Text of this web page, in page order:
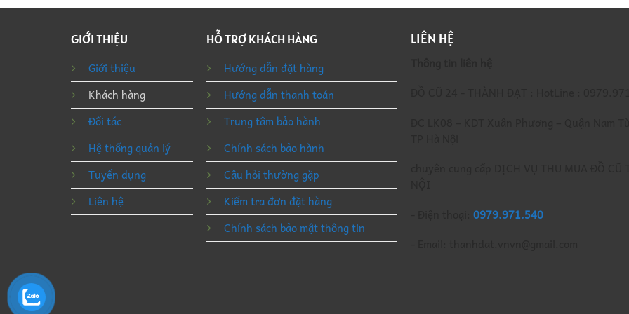
GIỚI THIỆU
Giới thiệu
Khách hàng
Đối tác
Hệ thống quản lý
Tuyển dụng
Liên hệ
HỖ TRỢ KHÁCH HÀNG
Hướng dẫn đặt hàng
Hướng dẫn thanh toán
Trung tâm bảo hành
Chính sách bảo hành
Câu hỏi thường gặp
Kiểm tra đơn đặt hàng
Chính sách bảo mật thông tin
LIÊN HỆ
0979.971.540